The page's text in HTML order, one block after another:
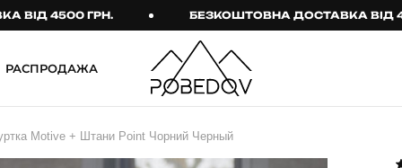
4500 ГРН. БЕЗКОШТОВНА ДОСТАВКА ВІД 4500
Брюки Тактичне спорядження
РАСПРОДАЖА
Motive + Штани Point Чорний Черный